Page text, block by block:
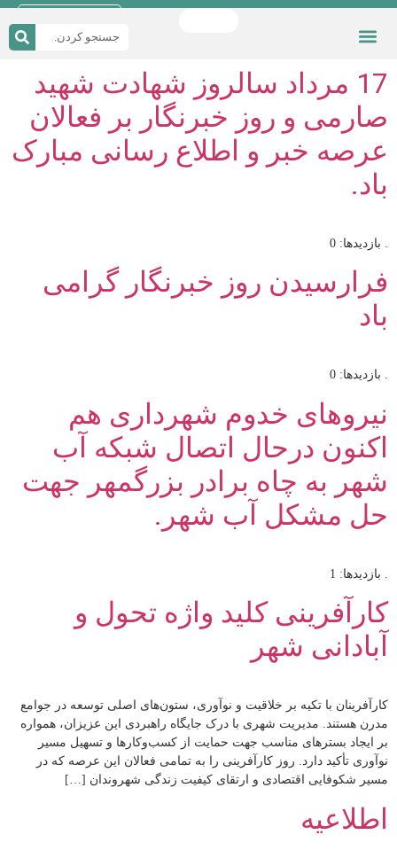
17 مرداد سالروز شهادت شهید
صارمی و روز خبرنگار بر فعالان
عرصه خبر و اطلاع رسانی مبارک
باد.
. بازدیدها: 0
فرارسیدن روز خبرنگار گرامی
باد
. بازدیدها: 0
نیروهای خدوم شهرداری هم
اکنون درحال اتصال شبکه آب
شهر به چاه برادر بزرگمهر جهت
حل مشکل آب شهر.
. بازدیدها: 1
کارآفرینی کلید واژه تحول و
آبادانی شهر
کارآفرینان با تکیه بر خلاقیت و نوآوری، ستون‌های اصلی توسعه در جوامع
مدرن هستند. مدیریت شهری با درک جایگاه راهبردی این عزیزان، همواره
بر ایجاد بسترهای مناسب جهت حمایت از کسب‌وکارها و تسهیل مسیر
نوآوری تأکید دارد. روز کارآفرینی را به تمامی فعالان این عرصه که در
مسیر شکوفایی اقتصادی و ارتقای کیفیت زندگی شهروندان […]
اطلاعیه